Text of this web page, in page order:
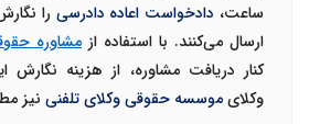
ساعت، دادخواست اعاده دادرسی را
ارسال می‌کنند. با استفاده از مشاوره
کنار دریافت مشاوره، از هزینه
وکلایموسسه حقوقی وکلای تلفنی نیز